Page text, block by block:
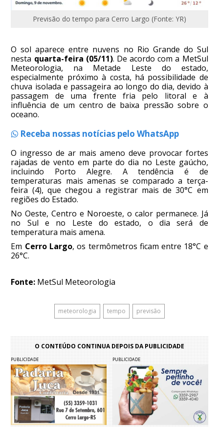
Previsão do tempo para Cerro Largo (Fonte: YR)
O sol aparece entre nuvens no Rio Grande do Sul
nesta quarta-feira (05/11). De acordo com a MetSul
Meteorologia, na Metade Leste do estado,
especialmente próximo à costa, há possibilidade de
chuva isolada e passageira ao longo do dia, devido à
passagem de uma frente fria pelo litoral e à
influência de um centro de baixa pressão sobre o
oceano.
Receba nossas notícias pelo WhatsApp
O ingresso de ar mais ameno deve provocar fortes
rajadas de vento em parte do dia no Leste gaúcho,
incluindo Porto Alegre. A tendência é de
temperaturas mais amenas se comparado a terça-
feira (4), que chegou a registrar mais de 30°C em
regiões do Estado.
No Oeste, Centro e Noroeste, o calor permanece. Já
no Sul e no Leste do estado, o dia será de
temperatura mais amena.
Em Cerro Largo, os termômetros ficam entre 18°C e
26°C.
Fonte: MetSul Meteorologia
meteorologia tempo previsão
O CONTEÚDO CONTINUA DEPOIS DA PUBLICIDADE
PUBLICIDADE PUBLICIDADE